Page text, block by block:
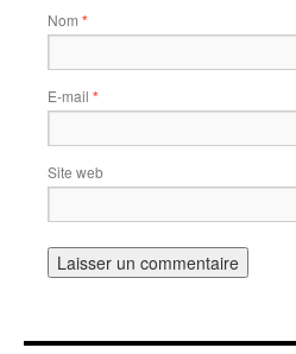
Nom *
E-mail *
Site web